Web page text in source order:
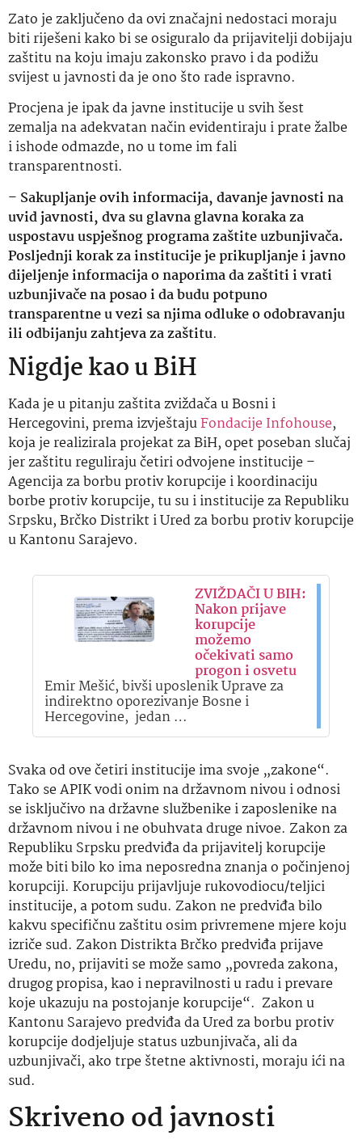
Zato je zaključeno da ovi značajni nedostaci moraju
biti riješeni kako bi se osiguralo da prijavitelji dobijaju
zaštitu na koju imaju zakonsko pravo i da podižu
svijest u javnosti da je ono što rade ispravno.
Procjena je ipak da javne institucije u svih šest
zemalja na adekvatan način evidentiraju i prate žalbe
i ishode odmazde, no u tome im fali
transparentnosti.
– Sakupljanje ovih informacija, davanje javnosti na
uvid javnosti, dva su glavna glavna koraka za
uspostavu uspješnog programa zaštite uzbunjivača.
Posljednji korak za institucije je prikupljanje i javno
dijeljenje informacija o naporima da zaštiti i vrati
uzbunjivače na posao i da budu potpuno
transparentne u vezi sa njima odluke o odobravanju
ili odbijanju zahtjeva za zaštitu.
Nigdje kao u BiH
Kada je u pitanju zaštita zviždača u Bosni i
Hercegovini, prema izvještajuFondacije Infohouse,
koja je realizirala projekat za BiH, opet poseban slučaj
jer zaštitu reguliraju četiri odvojene institucije –
Agencija za borbu protiv korupcije i koordinaciju
borbe protiv korupcije, tu su i institucije za Republiku
Srpsku, Brčko Distrikt i Ured za borbu protiv korupcije
u Kantonu Sarajevo.
ZVIŽDAČI U BIH:
Nakon prijave
korupcije
možemo
očekivati samo
progon i osvetu
Emir Mešić, bivši uposlenik Uprave za
indirektno oporezivanje Bosne i
Hercegovine, jedan …
Svaka od ove četiri institucije ima svoje „zakone“.
Tako se APIK vodi onim na državnom nivou i odnosi
se isključivo na državne službenike i zaposlenike na
državnom nivou i ne obuhvata druge nivoe. Zakon za
Republiku Srpsku predviđa da prijavitelj korupcije
može biti bilo ko ima neposredna znanja o počinjenoj
korupciji. Korupciju prijavljuje rukovodiocu/teljici
institucije, a potom sudu. Zakon ne predviđa bilo
kakvu specifičnu zaštitu osim privremene mjere koju
izriče sud. Zakon Distrikta Brčko predviđa prijave
Uredu, no, prijaviti se može samo „povreda zakona,
drugog propisa, kao i nepravilnosti u radu i prevare
koje ukazuju na postojanje korupcije“. Zakon u
Kantonu Sarajevo predviđa da Ured za borbu protiv
korupcije dodjeljuje status uzbunjivača, ali da
uzbunjivači, ako trpe štetne aktivnosti, moraju ići na
sud.
Skriveno od javnosti